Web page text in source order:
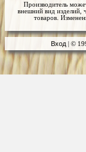
Производитель
внешний вид изделий,
товаров.
Вход| ©